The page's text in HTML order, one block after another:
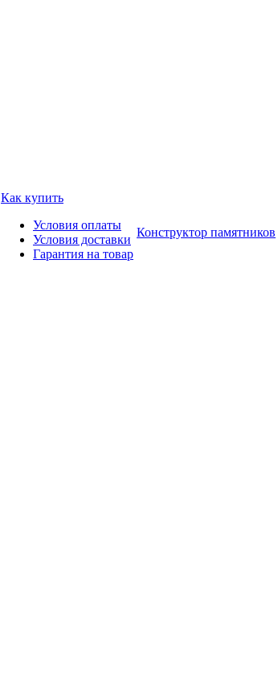
Как купить
Условия оплаты
Условия доставки
Гарантия на товар
Конструктор памятников